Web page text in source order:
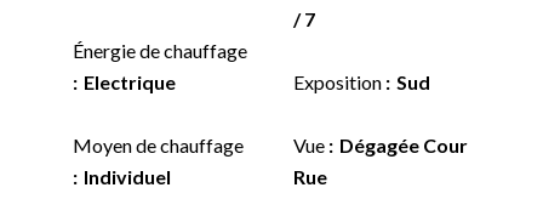
Énergie de chauffage
Electrique
Moyen de chauffage
Individuel
/ 7
Exposition Sud
Vue
Dégagée Cour
Rue